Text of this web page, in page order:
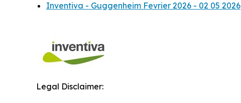
Inventiva - Guggenheim Fevrier 2026 - 02 05 2026
Legal Disclaimer: